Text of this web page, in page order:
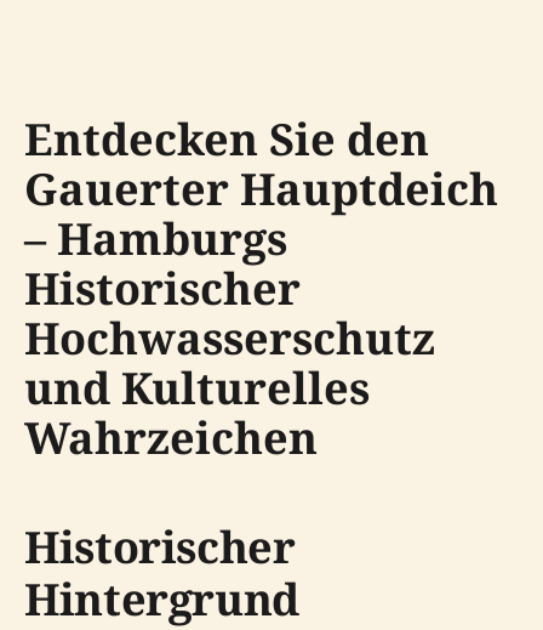
Entdecken Sie den
Gauerter Hauptdeich
– Hamburgs
Historischer
Hochwasserschutz
und Kulturelles
Wahrzeichen
Historischer
Hintergrund